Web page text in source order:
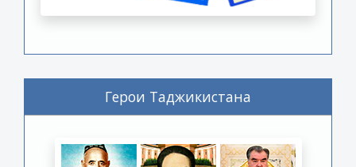
Герои Таджикистана